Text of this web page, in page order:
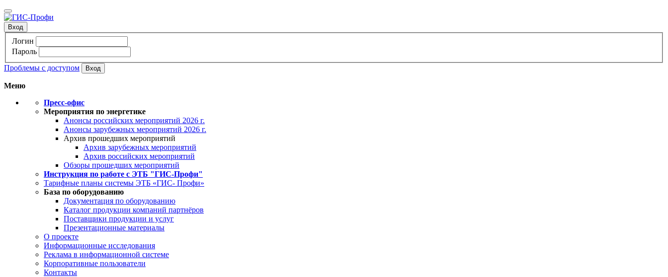
Вход
Логин
Пароль
Проблемы с доступом
Меню
Пресс-офис
Мероприятия по энергетике
Анонсы российских мероприятий 2026 г.
Анонсы зарубежных мероприятий 2026 г.
Архив прошедших мероприятий
Архив зарубежных мероприятий
Архив российских мероприятий
Обзоры прошедших мероприятий
Инструкция по работе с ЭТБ "ГИС-Профи"
Тарифные планы системы ЭТБ «ГИС- Профи»
База по оборудованию
Документация по оборудованию
Каталог продукции компаний партнёров
Поставщики продукции и услуг
Презентационные материалы
О проекте
Информационные исследования
Реклама в информационной системе
Корпоративные пользователи
Контакты